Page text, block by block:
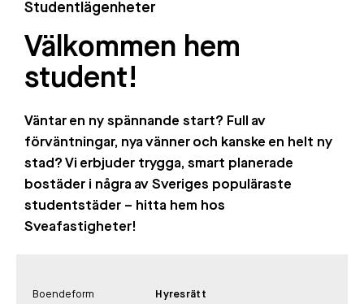
Studentlägenheter
Välkommen hem
student!
Väntar en ny spännande start? Full av
förväntningar, nya vänner och kanske en helt ny
stad? Vi erbjuder trygga, smart planerade
bostäder i några av Sveriges populäraste
studentstäder – hitta hem hos
Sveafastigheter!
Boendeform
Hyresrätt